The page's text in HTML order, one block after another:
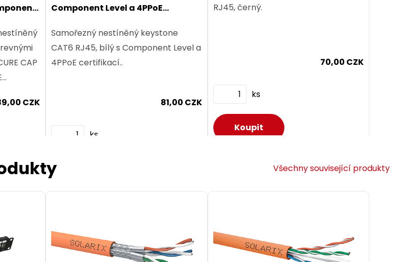
CAP
CZK
Component Level a 4PPoE
Samořezný nestíněný keystone
CAT6 RJ45, bílý s Component Level a
4PPoE certifikací..
81,00 CZK
ks
Detail produktu
RJ45, černý.
70,00 CZK
ks
Dodání:ihned
Všechny související produkty